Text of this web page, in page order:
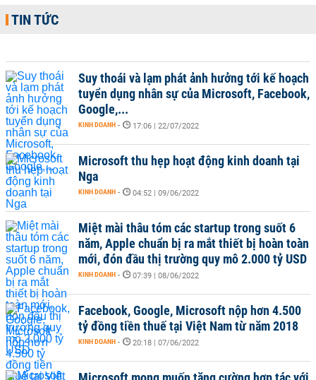
TIN TỨC
Suy thoái và lạm phát ảnh hưởng tới kế hoạch
tuyển dụng nhân sự của Microsoft, Facebook,
Google,...
KINH DOANH - 17:06 | 22/07/2022
Microsoft thu hẹp hoạt động kinh doanh tại
Nga
KINH DOANH - 04:52 | 09/06/2022
Miệt mài thâu tóm các startup trong suốt 6
năm, Apple chuẩn bị ra mắt thiết bị hoàn toàn
mới, đón đầu thị trường quy mô 2.000 tỷ USD
KINH DOANH - 07:39 | 08/06/2022
Facebook, Google, Microsoft nộp hơn 4.500
tỷ đồng tiền thuế tại Việt Nam từ năm 2018
KINH DOANH - 20:18 | 07/06/2022